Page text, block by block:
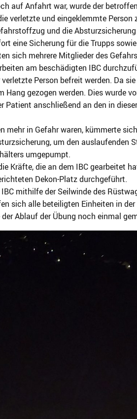
auf Anfahrt war, wurde der
verletzte und eingeklemmte Person
und die
eine Sicherung für die Trupps
sich mehrere Mitglieder des
am beschädigten IBC
Person befreit werden. Da
Hang gezogen werden. Dies wurde
Patient anschließend an den in
mehr in Gefahr waren, kümmerte
um den auslaufenden
umgepumpt.
Kräfte, die an dem IBC gearbeitet
Dekon-Platz durchgeführt.
mithilfe der Seilwinde des
sich alle beteiligten Einheiten in der
Ablauf der Übung noch einmal